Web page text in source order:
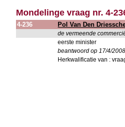
Mondelinge vraag nr. 4-
4-236 Pol Van Den
de vermeende
eerste minister
beantwoord op 17/4/
Herkwalificatie van :